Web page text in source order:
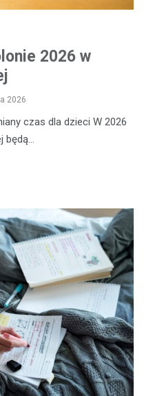
2026 w
2026
czas dla dzieci W 2026
będą…